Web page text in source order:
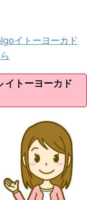
イトーヨーカド
イトーヨーカド